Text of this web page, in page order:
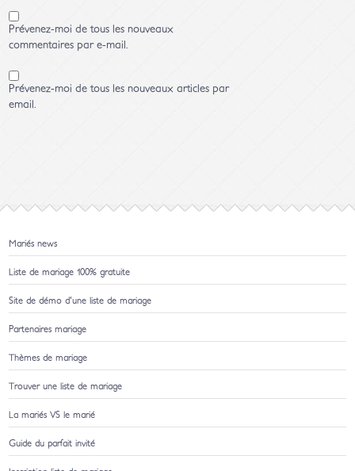
Prévenez-moi de tous les nouveaux
commentaires par e-mail.
Prévenez-moi de tous les nouveaux articles par
email.
Mariés news
Liste de mariage 100% gratuite
Site de démo d'une liste de mariage
Partenaires mariage
Thèmes de mariage
Trouver une liste de mariage
La mariés VS le marié
Guide du parfait invité